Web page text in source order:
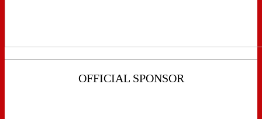
OFFICIAL SPONSOR